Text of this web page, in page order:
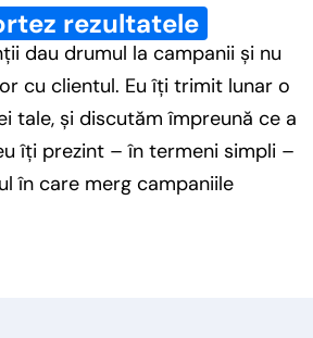
rezultatele
dau drumul la campanii și nu
cu clientul. Eu îți trimit lunar o
tale, și discutăm împreună ce a
îți prezint – în termeni simpli –
în care merg campaniile